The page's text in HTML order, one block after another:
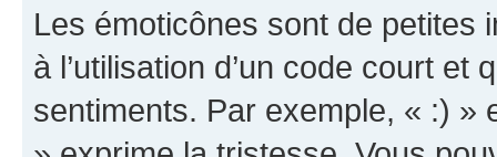
Les émoticônes sont de petites
à l’utilisation d’un code court et
sentiments. Par exemple, « :) »